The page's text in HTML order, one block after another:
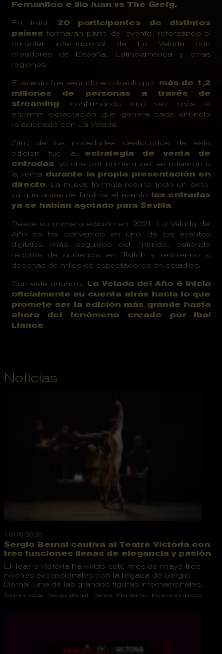
Fernanfloo e Illo Juan vs The Grefg.
En total, 20 participantes de distintos
países formarán parte del evento, reforzando el
carácter internacional de La Velada con
creadores de España, Latinoamérica y otras
regiones.
El evento fue seguido en directo por más de 1,2
millones de personas a través de
streaming, confirmando una vez más la
enorme expectación que genera cada anuncio
relacionado con La Velada.
Otra de las novedades destacadas de esta
edición fue la estrategia de venta de
entradas, ya que por primera vez se pusieron a
la venta durante la propia presentación en
directo. La nueva fórmula resultó todo un éxito,
ya que antes de finalizar el evento las entradas
ya se habían agotado para Sevilla.
Desde su primera edición en 2021, La Velada del
Año se ha convertido en uno de los eventos
digitales más seguidos del mundo, batiendo
récords de audiencia en Twitch y reuniendo a
decenas de miles de espectadores en estadios.
Con este anuncio, La Velada del Año 6 inicia
oficialmente su cuenta atrás hacia lo que
promete ser la edición más grande hasta
ahora del fenómeno creado por Ibai
Llanos.
Noticias
18.05.2026
Sergio Bernal cautiva al Teatre Victòria con
tres funciones llenas de elegancia y pasión
El Teatre Victòria ha vivido este mes de mayo tres
noches excepcionales con la llegada de Sergio
Bernal, una de las grandes figuras internacionales...
Teatre Victòria Sergio Bernal Danza Flamenco Musica en directo